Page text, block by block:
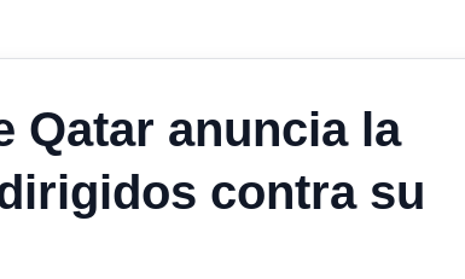
Qatar anuncia la
contra su